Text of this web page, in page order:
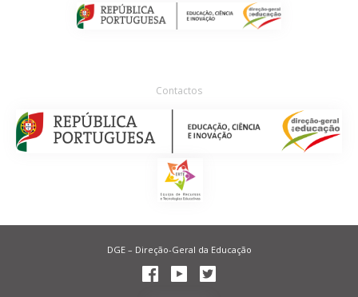
Contactos
DGE – Direção-Geral da Educação